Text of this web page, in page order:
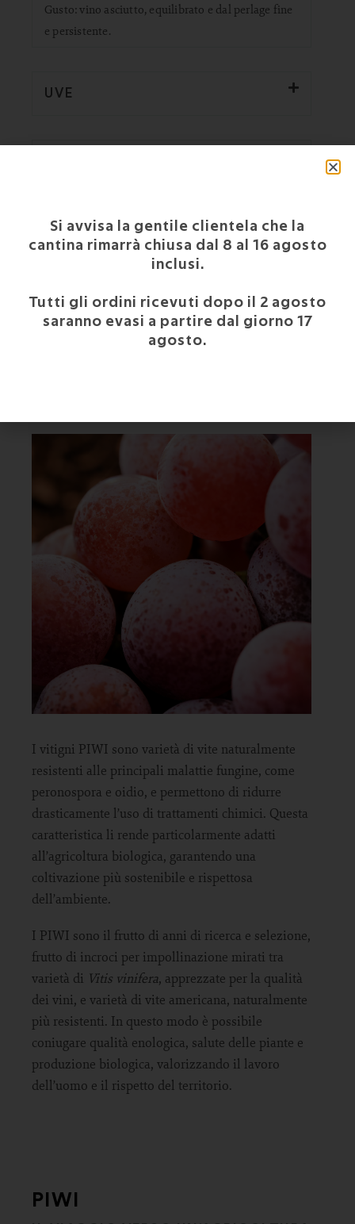
Gusto: vino asciutto, equilibrato e dal perlage fine
e persistente.
UVE
TEMPERATURA DI SERVIZIO
I vitigni PIWI sono varietà di vite naturalmente
resistenti alle principali malattie fungine, come
peronospora e oidio, e permettono di ridurre
drasticamente l’uso di trattamenti chimici. Questa
caratteristica li rende particolarmente adatti
all’agricoltura biologica, garantendo una
coltivazione più sostenibile e rispettosa
dell’ambiente.
I PIWI sono il frutto di anni di ricerca e selezione,
frutto di incroci per impollinazione mirati tra
varietà di Vitis vinifera, apprezzate per la qualità
dei vini, e varietà di vite americana, naturalmente
più resistenti. In questo modo è possibile
coniugare qualità enologica, salute delle piante e
produzione biologica, valorizzando il lavoro
dell’uomo e il rispetto del territorio.
PIWI
Si avvisa la gentile clientela che la
cantina rimarrà chiusa dal 8 al 16 agosto
inclusi.
Tutti gli ordini ricevuti dopo il 2 agosto
saranno evasi a partire dal giorno 17
agosto.